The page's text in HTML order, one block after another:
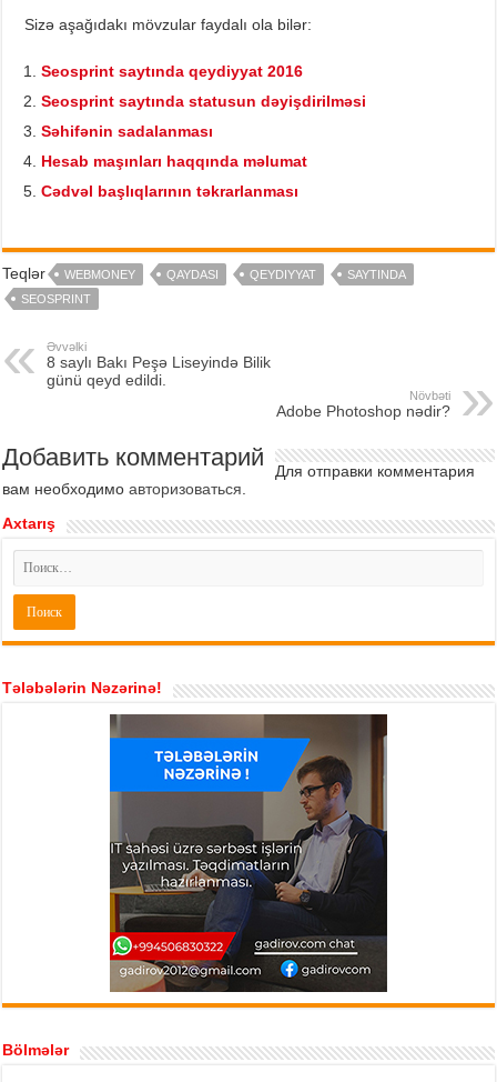
Sizə aşağıdakı mövzular faydalı ola bilər:
Seosprint saytında qeydiyyat 2016
Seosprint saytında statusun dəyişdirilməsi
Səhifənin sadalanması
Hesab maşınları haqqında məlumat
Cədvəl başlıqlarının təkrarlanması
Teqlər WEBMONEY QAYDASI QEYDIYYAT
SAYTINDA
SEOSPRINT
Əvvəlki
8 saylı Bakı Peşə Liseyində Bilik
günü qeyd edildi.
Növbəti
Adobe Photoshop nədir?
Добавить комментарий
Для отправки комментария
вам необходимоавторизоваться
Axtarış
Tələbələrin Nəzərinə!
Bölmələr